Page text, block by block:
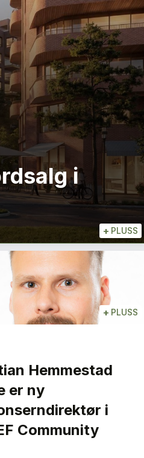
+ PLUSS
i
+ PLUSS
Hemmestad
er ny
i
Community